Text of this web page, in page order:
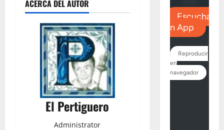
ACERCA DEL AUTOR
El Pertiguero
Administrator